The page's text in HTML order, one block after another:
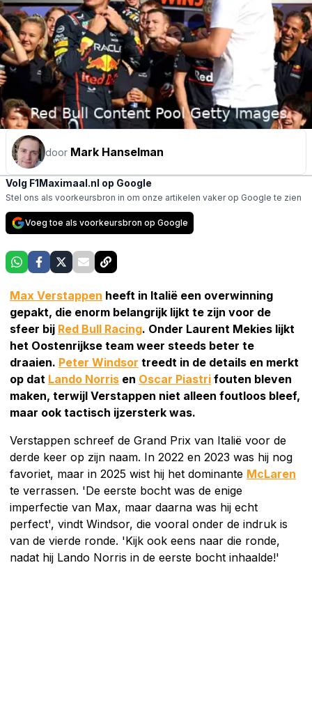
door Mark Hanselman
Volg F1Maximaal.nl op Google
Stel ons als voorkeursbron in om onze artikelen vaker op Google te zien
Voeg toe als voorkeursbron op Google
Max Verstappen heeft in Italië een overwinning
gepakt, die enorm belangrijk lijkt te zijn voor de
sfeer bij Red Bull Racing. Onder Laurent Mekies lijkt
het Oostenrijkse team weer steeds beter te
draaien. Peter Windsor treedt in de details en merkt
op dat Lando Norris en Oscar Piastri fouten bleven
maken, terwijl Verstappen niet alleen foutloos bleef,
maar ook tactisch ijzersterk was.
Verstappen schreef de Grand Prix van Italië voor de
derde keer op zijn naam. In 2022 en 2023 was hij nog
favoriet, maar in 2025 wist hij het dominante McLaren
te verrassen. 'De eerste bocht was de enige
imperfectie van Max, maar daarna was hij echt
perfect', vindt Windsor, die vooral onder de indruk is
van de vierde ronde. 'Kijk ook eens naar die ronde,
nadat hij Lando Norris in de eerste bocht inhaalde!'